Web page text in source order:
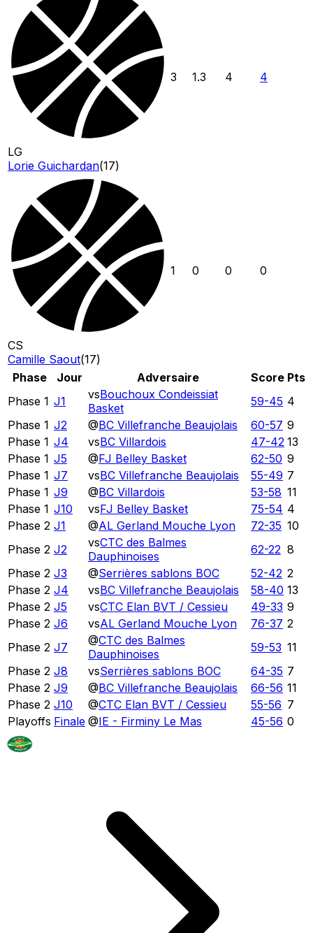
LG
Lorie Guichardan(17)
3 1.3 4 4
CS
Camille Saout(17)
1 0 0 0
Phase Jour Adversaire Score Pts
Phase 1 J1 vsBouchoux Condeissiat
Basket
59-45 4
Phase 1 J2 @BC Villefranche Beaujolais 60-57 9
Phase 1 J4 vsBC Villardois 47-42 13
Phase 1 J5 @FJ Belley Basket 62-50 9
Phase 1 J7 vsBC Villefranche Beaujolais 55-49 7
Phase 1 J9 @BC Villardois 53-58 11
Phase 1 J10 vsFJ Belley Basket 75-54 4
Phase 2 J1 @AL Gerland Mouche Lyon 72-35 10
Phase 2 J2 vsCTC des Balmes
Dauphinoises
62-22 8
Phase 2 J3 @Serrières sablons BOC 52-42 2
Phase 2 J4 vsBC Villefranche Beaujolais 58-40 13
Phase 2 J5 vsCTC Elan BVT / Cessieu 49-33 9
Phase 2 J6 vsAL Gerland Mouche Lyon 76-37 2
Phase 2 J7 @CTC des Balmes
Dauphinoises
59-53 11
Phase 2 J8 vsSerrières sablons BOC 64-35 7
Phase 2 J9 @BC Villefranche Beaujolais 66-56 11
Phase 2 J10 @CTC Elan BVT / Cessieu 55-56 7
Playoffs Finale @IE - Firminy Le Mas 45-56 0